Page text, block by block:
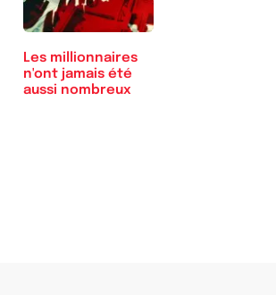
Les millionnaires
n'ont jamais été
aussi nombreux